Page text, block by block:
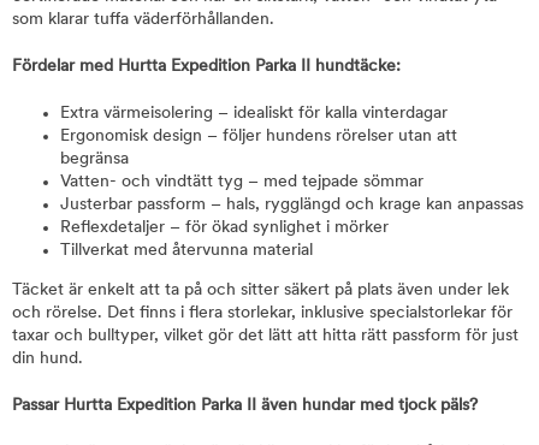
som klarar tuffa väderförhållanden.
Fördelar med Hurtta Expedition Parka II hundtäcke:
Extra värmeisolering – idealiskt för kalla vinterdagar
Ergonomisk design – följer hundens rörelser utan att
begränsa
Vatten- och vindtätt tyg – med tejpade sömmar
Justerbar passform – hals, rygglängd och krage kan anpassas
Reflexdetaljer – för ökad synlighet i mörker
Tillverkat med återvunna material
Täcket är enkelt att ta på och sitter säkert på plats även under lek
och rörelse. Det finns i flera storlekar, inklusive specialstorlekar för
taxar och bulltyper, vilket gör det lätt att hitta rätt passform för just
din hund.
Passar Hurtta Expedition Parka II även hundar med tjock päls?